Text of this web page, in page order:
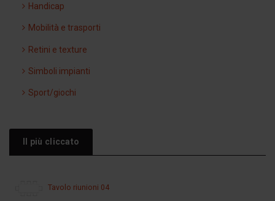
Handicap
Mobilità e trasporti
Retini e texture
Simboli impianti
Sport/giochi
Il più cliccato
Tavolo riunioni 04